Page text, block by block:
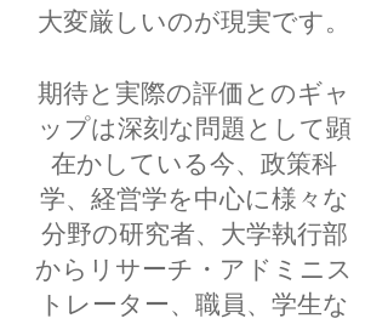
大変厳しいのが現実です。
期待と実際の評価とのギャ
ップは深刻な問題として顕
在かしている今、政策科
学、経営学を中心に様々な
分野の研究者、大学執行部
からリサーチ・アドミニス
トレーター、職員、学生な